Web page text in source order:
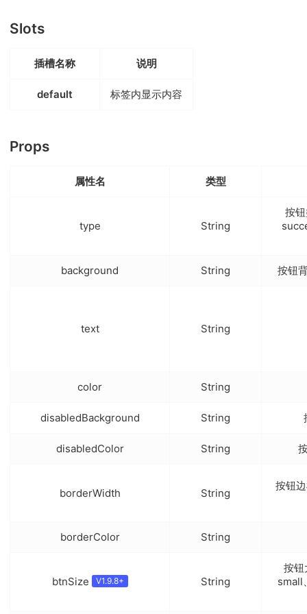
Slots
插槽名称 说明
default 标签内显示内容
Props
属性名 类型
type String
按
background String 按钮
text String
color String
disabledBackground String
disabledColor String
borderWidth String
按钮
borderColor String
btnSize V1.9.8+ String
按
small